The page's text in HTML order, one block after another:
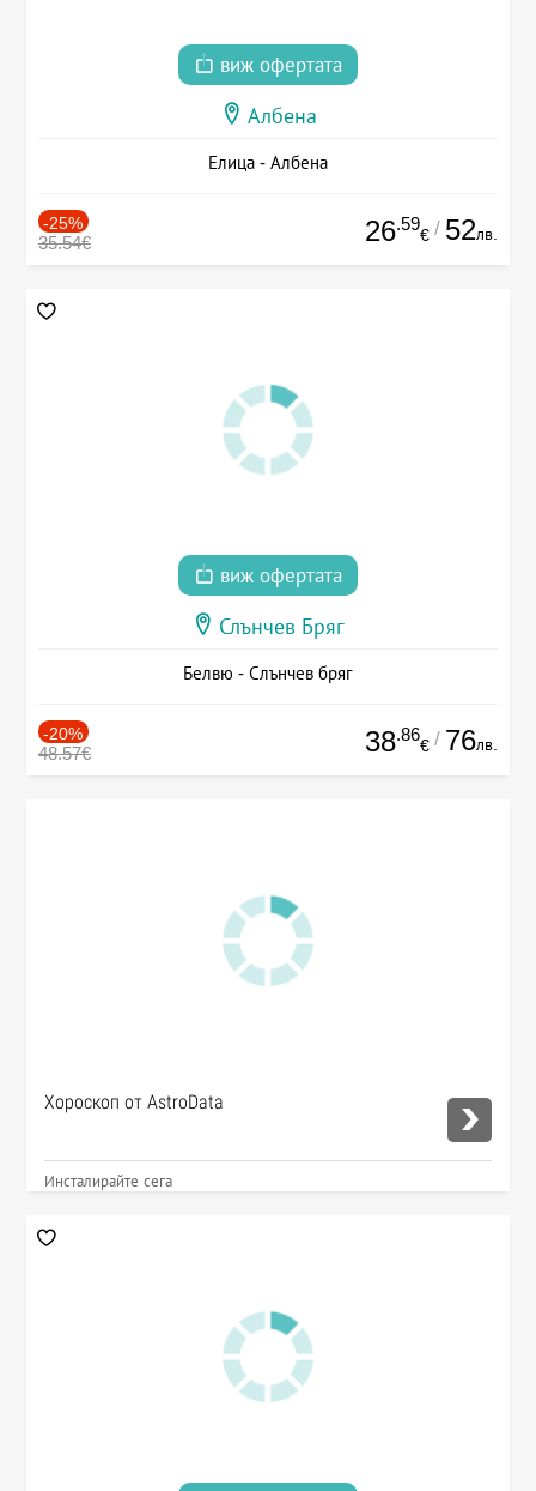
виж офертата
Албена
Елица - Албена
-25%
35.54€ 26.59
€ / 52лв.
виж офертата
Слънчев Бряг
Белвю - Слънчев бряг
-20%
48.57€ 38.86
€ / 76лв.
Хороскоп от AstroData
Инсталирайте сега